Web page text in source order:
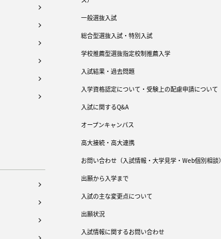
一般選抜入試
総合型選抜入試・特別入試
学校推薦型選抜指定校制推薦入学
入試結果・過去問題
入学資格認定について・受験上の配慮申請について
入試に関するQ&A
オープンキャンパス
高大接続・高大連携
お問い合わせ（入試情報・大学見学・Web個別相談）
出願から入学まで
入試の主な変更点について
出願状況
入試情報に関するお問い合わせ